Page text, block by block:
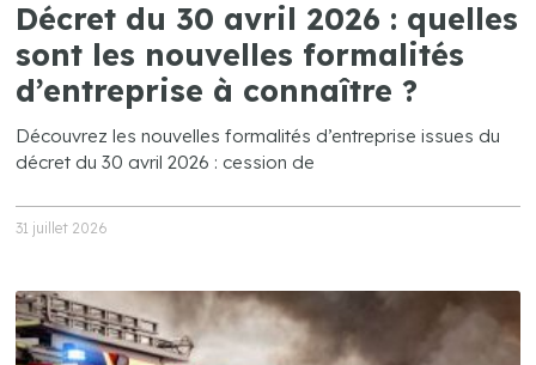
Décret du 30 avril 2026 : quelles
sont les nouvelles formalités
d’entreprise à connaître ?
Découvrez les nouvelles formalités d’entreprise issues du
décret du 30 avril 2026 : cession de
31 juillet 2026